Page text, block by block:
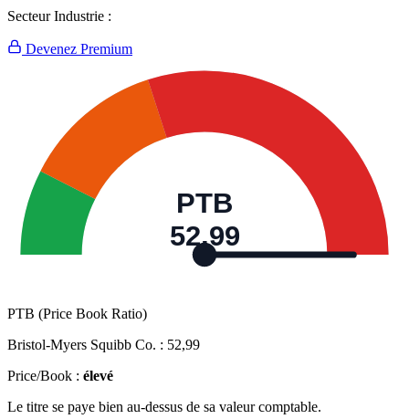
Secteur Industrie :
Devenez Premium
PTB
52,99
PTB (Price Book Ratio)
Bristol-Myers Squibb Co. : 52,99
Price/Book : élevé
Le titre se paye bien au-dessus de sa valeur comptable.